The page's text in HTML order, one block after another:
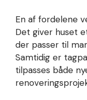
En af fordelene
Det giver huset
der passer til
Samtidig er
tilpasses både